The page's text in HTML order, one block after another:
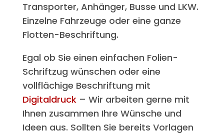
Transporter, Anhänger, Busse und LKW.
Einzelne Fahrzeuge oder eine ganze
Flotten-Beschriftung.
Egal ob Sie einen einfachen Folien-
Schriftzug wünschen oder eine
vollflächige Beschriftung mit
Digitaldruck– Wir arbeiten gerne mit
Ihnen zusammen Ihre Wünsche und
Ideen aus. Sollten Sie bereits Vorlagen